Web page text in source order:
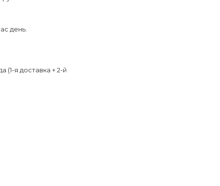
день.
(1-я доставка + 2-й